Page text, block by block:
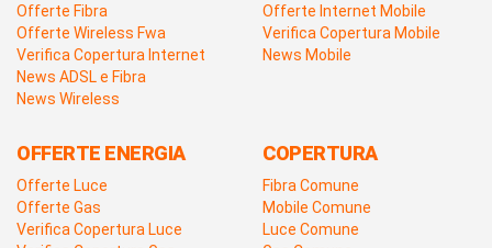
Offerte Fibra
Offerte Wireless Fwa
Verifica Copertura Internet
News ADSL e Fibra
News Wireless
Offerte Internet Mobile
Verifica Copertura Mobile
News Mobile
OFFERTE ENERGIA
Offerte Luce
Offerte Gas
Verifica Copertura Luce
COPERTURA
Fibra Comune
Mobile Comune
Luce Comune